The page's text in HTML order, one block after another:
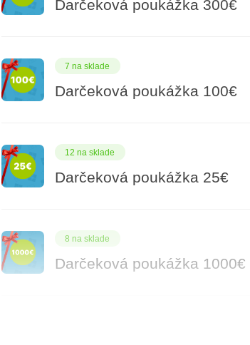
Darčeková poukážka 300€
7 na sklade
Darčeková poukážka 100€
12 na sklade
Darčeková poukážka 25€
8 na sklade
Darčeková poukážka 1000€